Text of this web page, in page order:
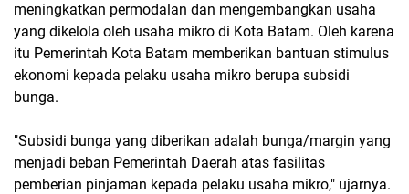
meningkatkan permodalan dan mengembangkan usaha
yang dikelola oleh usaha mikro di Kota Batam. Oleh karena
itu Pemerintah Kota Batam memberikan bantuan stimulus
ekonomi kepada pelaku usaha mikro berupa subsidi
bunga.
"Subsidi bunga yang diberikan adalah bunga/margin yang
menjadi beban Pemerintah Daerah atas fasilitas
pemberian pinjaman kepada pelaku usaha mikro," ujarnya.